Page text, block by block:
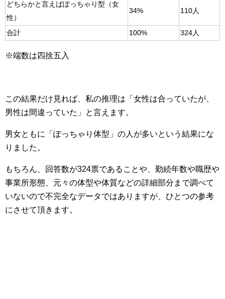
どちらかと言えばぽっちゃり型（女
性）
34% 110人
合計 100% 324人
※端数は四捨五入
この結果だけ見れば、私の推理は「女性は合っていたが、
男性は間違っていた」と言えます。
男女ともに「ぽっちゃり体型」の人が多いという結果にな
りました。
もちろん、回答数が324票であることや、勤続年数や職歴や
事業所形態、元々の体型や体質などの詳細部分まで調べて
いないので不完全なデータではありますが、ひとつの参考
にさせて頂きます。